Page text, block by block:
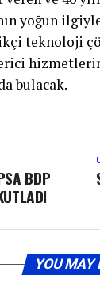
yoğun
teknoloji
bulacak.
BDP
YOU MAY